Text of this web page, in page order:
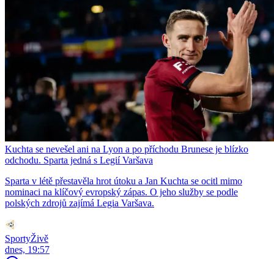
Kuchta se nevešel ani na Lyon a po příchodu Brunese je blízko
odchodu. Sparta jedná s Legií Varšava
Sparta v létě přestavěla hrot útoku a Jan Kuchta se ocitl mimo
nominaci na klíčový evropský zápas. O jeho služby se podle
polských zdrojů zajímá Legia Varšava.
SportyŽivě
dnes, 19:57